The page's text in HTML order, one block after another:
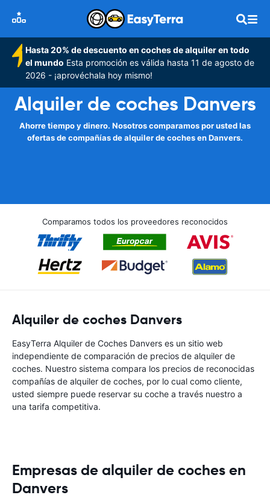
Hasta 20% de descuento en coches de alquiler en todo
el mundo Esta promoción es válida hasta 11 de agosto de
2026 - ¡aprovéchala hoy mismo!
Alquiler de coches Danvers
Ahorre tiempo y dinero. Nosotros comparamos por usted las
ofertas de compañías de alquiler de coches en Danvers.
Comparamos todos los proveedores reconocidos
Alquiler de coches Danvers
EasyTerra Alquiler de Coches Danvers es un sitio web
independiente de comparación de precios de alquiler de
coches. Nuestro sistema compara los precios de reconocidas
compañías de alquiler de coches, por lo cual como cliente,
usted siempre puede reservar su coche a través nuestro a
una tarifa competitiva.
Empresas de alquiler de coches en
Danvers